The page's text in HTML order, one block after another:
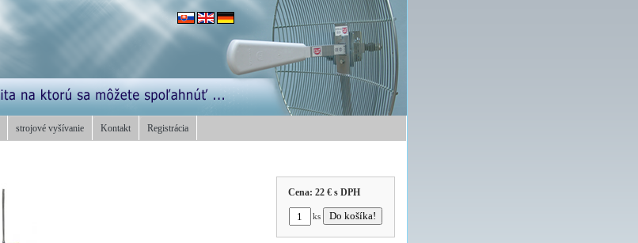
strojové vyšívanie Kontakt Registrácia
Cena:22 € s DPH
ks